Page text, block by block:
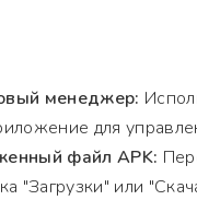
менеджер:
для
файл APK:
"Загрузки" или